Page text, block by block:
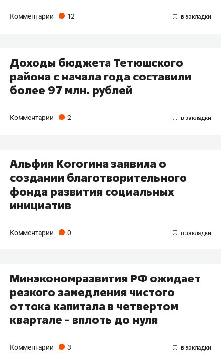
Комментарии 12
Доходы бюджета Тетюшского
района с начала года составили
более 97 млн. рублей
Комментарии 2
Альфия Когогина заявила о
создании благотворительного
фонда развития социальных
инициатив
Комментарии 0
Минэкономразвития РФ ожидает
резкого замедления чистого
оттока капитала в четвертом
квартале - вплоть до нуля
Комментарии 3